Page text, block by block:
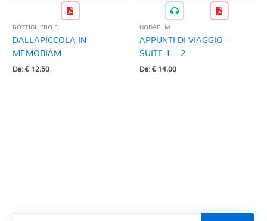
BOTTIGLIERO F.
DALLAPICCOLA IN
MEMORIAM
Da:€12,50
NODARI M.
APPUNTI DI VIAGGIO –
SUITE 1 – 2
Da:€14,00